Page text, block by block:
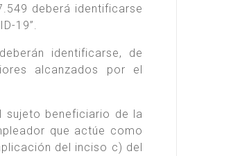
deberá identificarse
19”.
identificarse, de
alcanzados por el
sujeto beneficiario de la
que actúe como
del inciso c) del